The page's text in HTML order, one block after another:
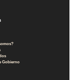
Gobierno